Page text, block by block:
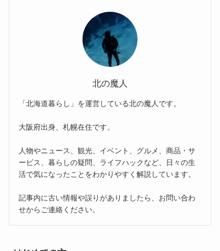
北の魔人
「北海道暮らし」を運営している北の魔人です。
大阪府出身、札幌在住です。
人物やニュース、観光、イベント、グルメ、商品・サ
ービス、暮らしの疑問、ライフハックなど、日々の生
活で気になったことをわかりやすく解説しています。
記事内に古い情報や誤りがありましたら、お問い合わ
せからご連絡ください。